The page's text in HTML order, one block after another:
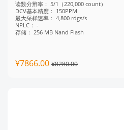
读数分辨率： 5/1（220,000 count）
DCV基本精度： 150PPM
最大采样速率： 4,800 rdgs/s
NPLC： -
存储： 256 MB Nand Flash
¥7866.00 ¥8280.00